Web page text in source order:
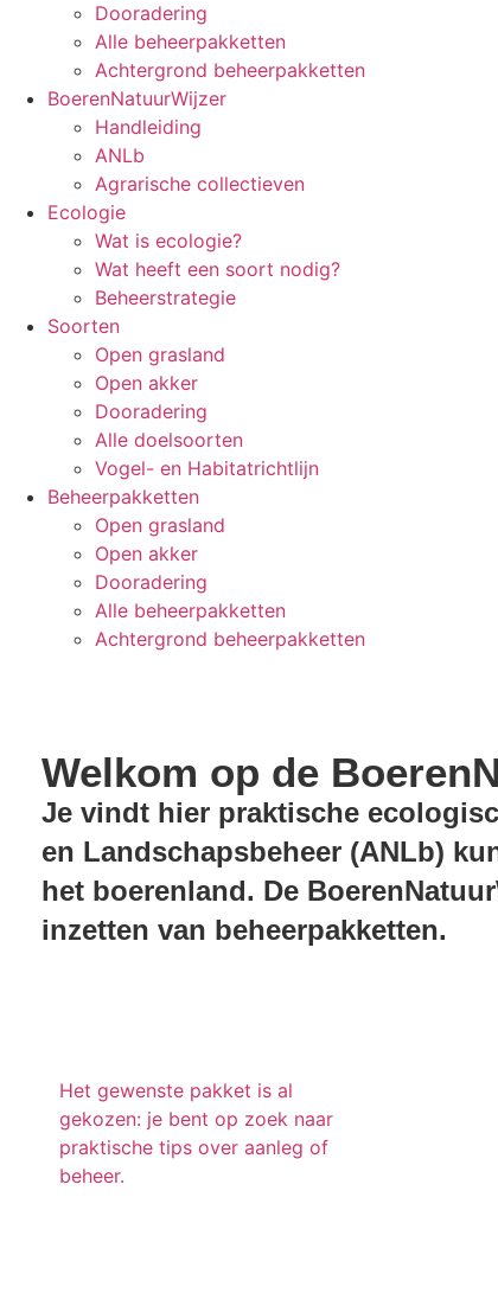
Dooradering
Alle beheerpakketten
Achtergrond beheerpakketten
BoerenNatuurWijzer
Handleiding
ANLb
Agrarische collectieven
Ecologie
Wat is ecologie?
Wat heeft een soort nodig?
Beheerstrategie
Soorten
Open grasland
Open akker
Dooradering
Alle doelsoorten
Vogel- en Habitatrichtlijn
Beheerpakketten
Open grasland
Open akker
Dooradering
Alle beheerpakketten
Achtergrond beheerpakketten
Welkom op de
Je vindt hier praktische
en Landschapsbeheer (ANLb)
het boerenland. De
inzetten van beheerpakketten.
Het gewenste pakket is al
gekozen: je bent op zoek naar
praktische tips over aanleg of
beheer.